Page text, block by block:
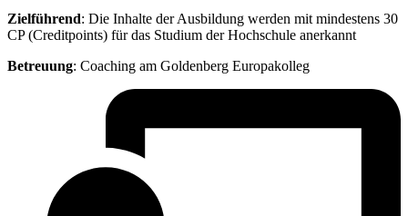
Zielführend: Die Inhalte der Ausbildung werden mit mindestens 30
CP (Creditpoints) für das Studium der Hochschule anerkannt
Betreuung: Coaching am Goldenberg Europakolleg